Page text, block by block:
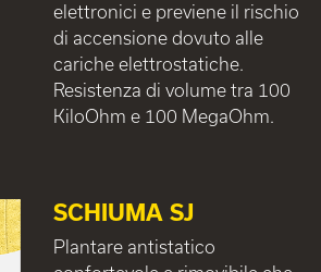
elettronici e previene il rischio
di accensione dovuto alle
cariche elettrostatiche.
Resistenza di volume tra 100
KiloOhm e 100 MegaOhm.
SCHIUMA SJ
Plantare antistatico